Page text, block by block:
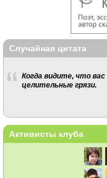
Случайная цитата
Когда видите, что
целительные грязи.
Активисты клуба